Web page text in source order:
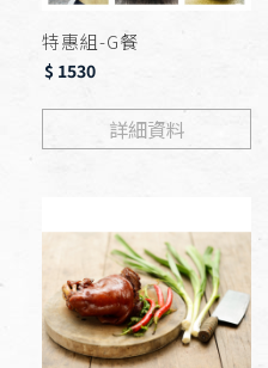
特惠組-G餐
$ 1530
詳細資料